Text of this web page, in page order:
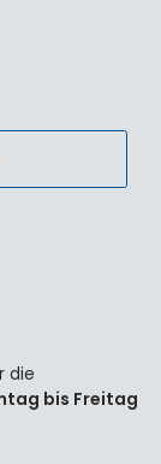
die
bis Freitag